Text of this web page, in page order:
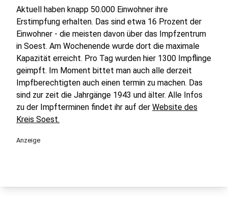
Aktuell haben knapp 50.000 Einwohner ihre
Erstimpfung erhalten. Das sind etwa 16 Prozent der
Einwohner - die meisten davon über das Impfzentrum
in Soest. Am Wochenende wurde dort die maximale
Kapazität erreicht. Pro Tag wurden hier 1300 Impflinge
geimpft. Im Moment bittet man auch alle derzeit
Impfberechtigten auch einen termin zu machen. Das
sind zur zeit die Jahrgänge 1943 und älter. Alle Infos
zu der Impfterminen findet ihr auf der Website des
Kreis Soest.
Anzeige